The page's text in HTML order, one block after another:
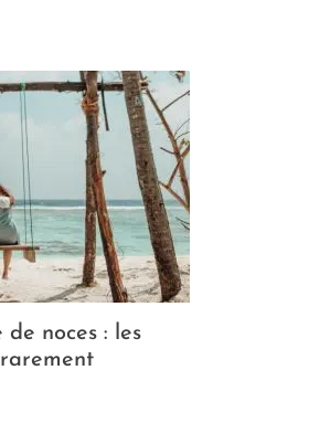
noces : les